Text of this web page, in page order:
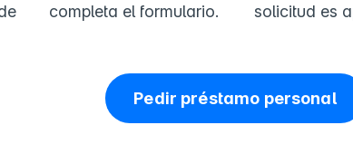
completa el formulario.
solicitud es
Pedir préstamo personal